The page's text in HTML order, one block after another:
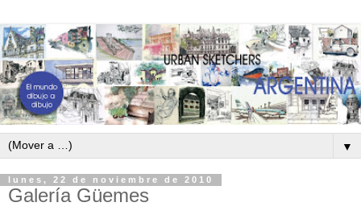
▼
lunes, 22 de noviembre de 2010
Galería Güemes